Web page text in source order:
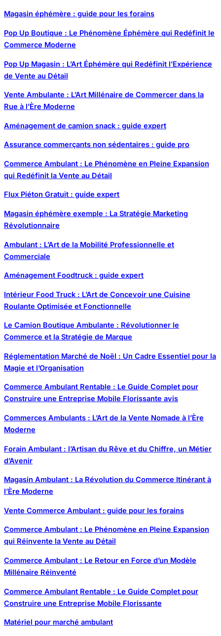
Magasin éphémère : guide pour les forains
Pop Up Boutique : Le Phénomène Éphémère qui Redéfinit le
Commerce Moderne
Pop Up Magasin : L’Art Éphémère qui Redéfinit l’Expérience
de Vente au Détail
Vente Ambulante : L’Art Millénaire de Commercer dans la
Rue à l’Ère Moderne
Aménagement de camion snack : guide expert
Assurance commerçants non sédentaires : guide pro
Commerce Ambulant : Le Phénomène en Pleine Expansion
qui Redéfinit la Vente au Détail
Flux Piéton Gratuit : guide expert
Magasin éphémère exemple : La Stratégie Marketing
Révolutionnaire
Ambulant : L’Art de la Mobilité Professionnelle et
Commerciale
Aménagement Foodtruck : guide expert
Intérieur Food Truck : L’Art de Concevoir une Cuisine
Roulante Optimisée et Fonctionnelle
Le Camion Boutique Ambulante : Révolutionner le
Commerce et la Stratégie de Marque
Réglementation Marché de Noël : Un Cadre Essentiel pour la
Magie et l’Organisation
Commerce Ambulant Rentable : Le Guide Complet pour
Construire une Entreprise Mobile Florissante avis
Commerces Ambulants : L’Art de la Vente Nomade à l’Ère
Moderne
Forain Ambulant : l’Artisan du Rêve et du Chiffre, un Métier
d’Avenir
Magasin Ambulant : La Révolution du Commerce Itinérant à
l’Ère Moderne
Vente Commerce Ambulant : guide pour les forains
Commerce Ambulant : Le Phénomène en Pleine Expansion
qui Réinvente la Vente au Détail
Commerce Ambulant : Le Retour en Force d’un Modèle
Millénaire Réinventé
Commerce Ambulant Rentable : Le Guide Complet pour
Construire une Entreprise Mobile Florissante
Matériel pour marché ambulant